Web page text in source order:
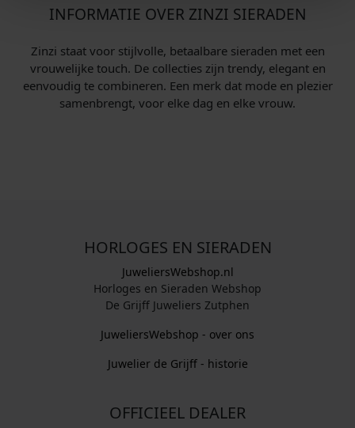
INFORMATIE OVER ZINZI SIERADEN
Zinzi staat voor stijlvolle, betaalbare sieraden met een
vrouwelijke touch. De collecties zijn trendy, elegant en
eenvoudig te combineren. Een merk dat mode en plezier
samenbrengt, voor elke dag en elke vrouw.
HORLOGES EN SIERADEN
JuweliersWebshop.nl
Horloges en Sieraden Webshop
De Grijff Juweliers Zutphen
JuweliersWebshop - over ons
Juwelier de Grijff - historie
OFFICIEEL DEALER